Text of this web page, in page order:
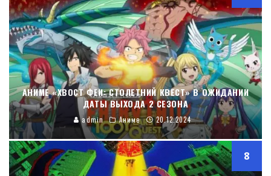
АНИМЕ «ХВОСТ ФЕИ: СТОЛЕТНИЙ КВЕСТ» В ОЖИДАНИИ
ДАТЫ ВЫХОДА 2 СЕЗОНА
admin Аниме 20.12.2024
8